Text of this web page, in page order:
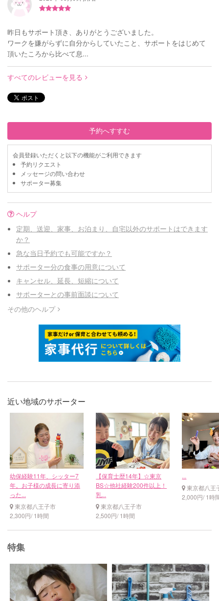
昨日もサポート頂き、ありがとうございました。
ワークを嫌がらずに自分からしていたこと、サポートをはじめて
頂いたころから比べて息...
すべてのレビューを見る
予約へすすむ
会員登録いただくと以下の機能がご利用できます
予約リクエスト
メッセージの問い合わせ
サポーター募集
ヘルプ
定期、送迎、家事、お泊まり、自宅以外のサポートはできます
か？
急な当日予約でも可能ですか？
サポーター分の食事の用意について
キャンセル、延長、短縮について
サポーターとの事前面談について
その他のヘルプ
近い地域のサポーター
幼保経験11年、シッター7
年。お子様の成長に寄り添
った...
東京都八王子市
2,300円/ 1時間
【保育士歴14年】☆東京
BS☆他社経験200件以上！
乳...
東京都八王子市
2,500円/ 1時間
...
東京都八王
2,000円/ 1時
特集